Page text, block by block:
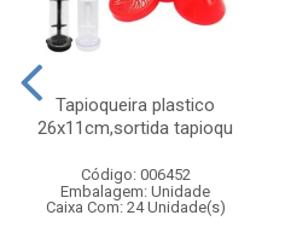
Tapioqueira plastico
26x11cm,sortida tapioqu
Código: 006452
Embalagem: Unidade
Caixa Com: 24 Unidade(s)